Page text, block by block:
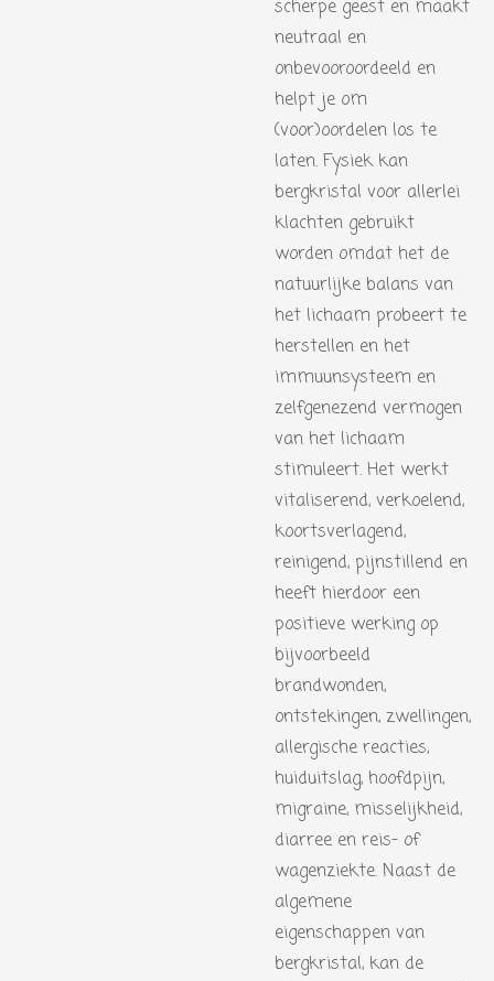
scherpe geest en maakt
neutraal en
onbevooroordeeld en
helpt je om
(voor)oordelen los te
laten. Fysiek kan
bergkristal voor allerlei
klachten gebruikt
worden omdat het de
natuurlijke balans van
het lichaam probeert te
herstellen en het
immuunsysteem en
zelfgenezend vermogen
van het lichaam
stimuleert. Het werkt
vitaliserend, verkoelend,
koortsverlagend,
reinigend, pijnstillend en
heeft hierdoor een
positieve werking op
bijvoorbeeld
brandwonden,
ontstekingen, zwellingen,
allergische reacties,
huiduitslag, hoofdpijn,
migraine, misselijkheid,
diarree en reis- of
wagenziekte. Naast de
algemene
eigenschappen van
bergkristal, kan de